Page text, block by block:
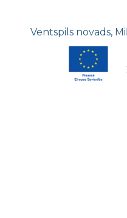
Ventspils novads,